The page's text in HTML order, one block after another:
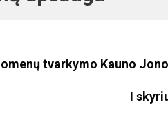
tvarkymo Kauno
I